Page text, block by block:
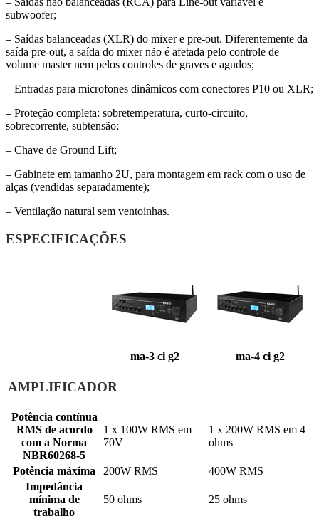
subwoofer;
– Saídas balanceadas (XLR) do mixer e pre-out. Diferentemente da
saída pre-out, a saída do mixer não é afetada pelo controle de
volume master nem pelos controles de graves e agudos;
– Entradas para microfones dinâmicos com conectores P10 ou XLR;
– Proteção completa: sobretemperatura, curto-circuito,
sobrecorrente, subtensão;
– Chave de Ground Lift;
– Gabinete em tamanho 2U, para montagem em rack com o uso de
alças (vendidas separadamente);
– Ventilação natural sem ventoinhas.
ESPECIFICAÇÕES
ma-3 ci g2 ma-4 ci g2
AMPLIFICADOR
Potência contínua
RMS de acordo
com a Norma
NBR60268-5
1 x 100W RMS em
70V
1 x 200W RMS em 4
ohms
Potência máxima 200W RMS
400W RMS
Impedância
mínima de
trabalho
50 ohms 25 ohms